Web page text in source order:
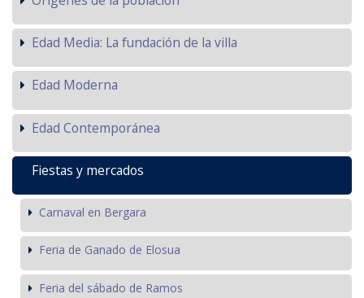
Edad Media: La fundación de la villa
Edad Moderna
Edad Contemporánea
Fiestas y mercados
Carnaval en Bergara
Feria de Ganado de Elosua
Feria del sábado de Ramos